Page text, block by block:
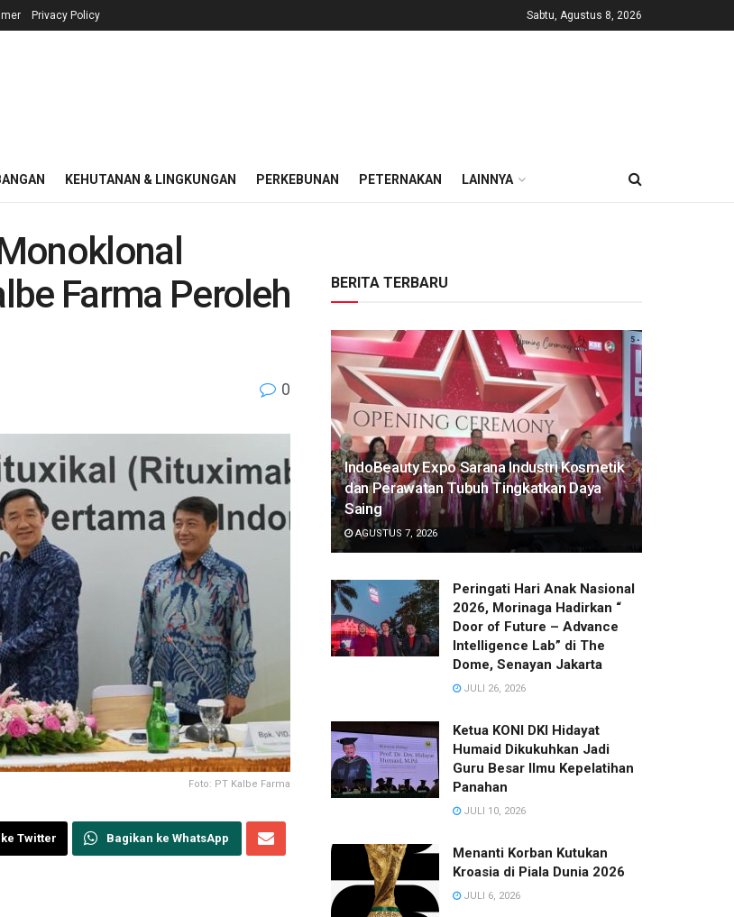
Privacy Policy Sabtu, Agustus 8, 2026
KEHUTANAN & LINGKUNGAN PERKEBUNAN PETERNAKAN LAINNYA
Farma Peroleh
0
Foto: PT Kalbe Farma
Twitter Bagikan ke WhatsApp
BERITA TERBARU
IndoBeauty Expo Sarana Industri Kosmetik
dan Perawatan Tubuh Tingkatkan Daya
Saing
AGUSTUS 7, 2026
Peringati Hari Anak Nasional
2026, Morinaga Hadirkan “
Door of Future – Advance
Intelligence Lab” di The
Dome, Senayan Jakarta
JULI 26, 2026
Ketua KONI DKI Hidayat
Humaid Dikukuhkan Jadi
Guru Besar Ilmu Kepelatihan
Panahan
JULI 10, 2026
Menanti Korban Kutukan
Kroasia di Piala Dunia 2026
JULI 6, 2026